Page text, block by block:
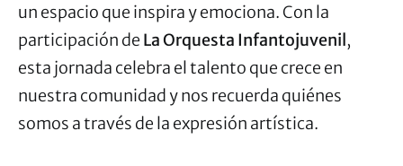
un espacio que inspira y emociona. Con la
participación de La Orquesta Infantojuvenil,
esta jornada celebra el talento que crece en
nuestra comunidad y nos recuerda quiénes
somos a través de la expresión artística.